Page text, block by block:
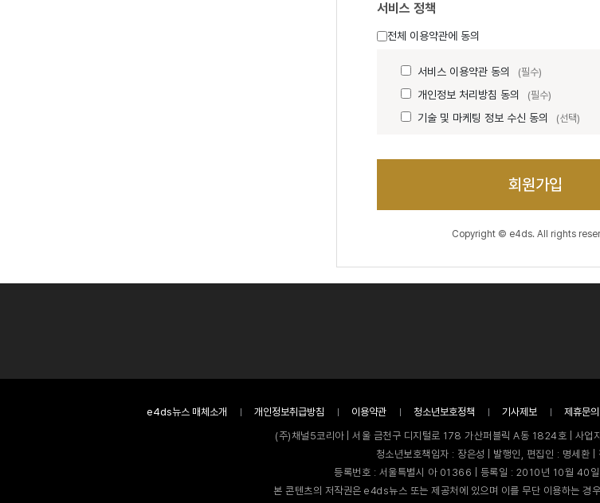
서비스 정책
전체 이용약관에 동의
서비스 이용약관 동의 (필수)
개인정보 처리방침 동의 (필수)
기술 및 마케팅 정보 수신 동의 (선택)
회원가입
Copyright © e4ds. All rights
e4ds뉴스 매체소개 개인정보취급방침 이용약관 청소년보호정책 기사제보 제휴문
(주)채널5코리아 | 서울 금천구 디지털로 178 가산퍼블릭 A동 1824호 | 사
청소년보호책임자 : 장은성 | 발행인, 편집인 : 명세
등록번호 : 서울특별시 아 01366 | 등록일 : 2010년 10월 40
본 콘텐츠의 저작권은 e4ds뉴스 또는 제공처에 있으며 이를 무단 이용하는 경